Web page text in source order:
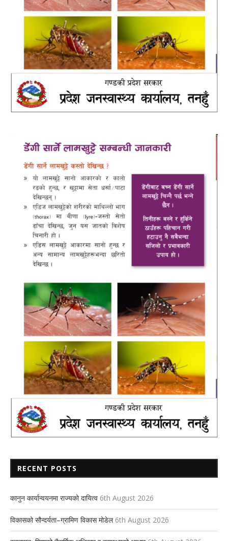
RECENT POSTS
कानुन कार्यान्वयनमा राज्यको दायित्व 6th August 2026
विकासको सौन्दर्यता–ग्रामिण विकास मोडेल 6th August 2026